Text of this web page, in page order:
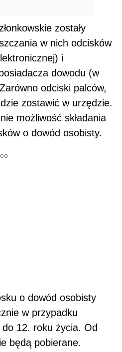
zostały
w nich odcisków
i
dowodu (w
odciski palców,
zostawić w urzędzie.
możliwość składania
o dowód osobisty.
o dowód osobisty
w przypadku
do 12. roku życia. Od
będą pobierane.